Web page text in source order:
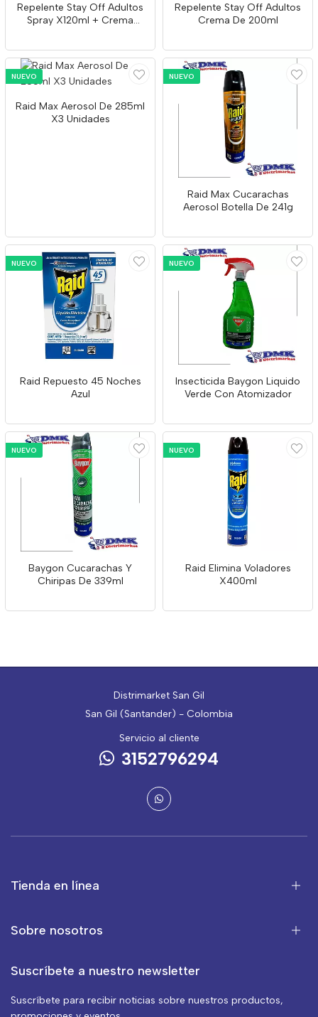
Repelente Stay Off Adultos
Spray X120ml + Crema
Repelente Stay Off Adultos
Crema De 200ml
NUEVO
Raid Max Aerosol De 285ml
X3 Unidades
NUEVO
Raid Max Cucarachas
Aerosol Botella De 241g
NUEVO
Raid Repuesto 45 Noches
Azul
NUEVO
Insecticida Baygon Liquido
Verde Con Atomizador
NUEVO
Baygon Cucarachas Y
Chiripas De 339ml
NUEVO
Raid Elimina Voladores
X400ml
Distrimarket San Gil
San Gil (Santander) - Colombia
Servicio al cliente
3152796294
Tienda en línea
Sobre nosotros
Suscríbete a nuestro newsletter
Suscríbete para recibir noticias sobre nuestros productos,